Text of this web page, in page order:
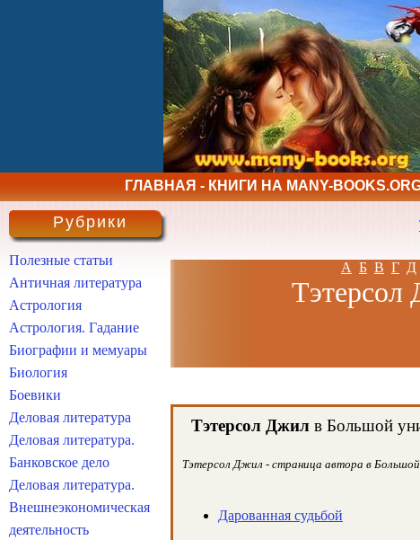
ГЛАВНАЯ - КНИГИ НА MANY-
А Б В Г Д
Тэтерсол
Тэтерсол Джилв Большой
Тэтерсол Джил - страница автора в Большой
Дарованная судьбой
Рубрики
Полезные статьи
Античная литература
Астрология
Астрология. Гадание
Биографии и мемуары
Биология
Боевики
Деловая литература
Деловая литература.
Банковское дело
Деловая литература.
Внешнеэкономическая
деятельность